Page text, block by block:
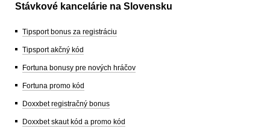
Stávkové kancelárie na Slovensku
Tipsport bonus za registráciu
Tipsport akčný kód
Fortuna bonusy pre nových hráčov
Fortuna promo kód
Doxxbet registračný bonus
Doxxbet skaut kód a promo kód